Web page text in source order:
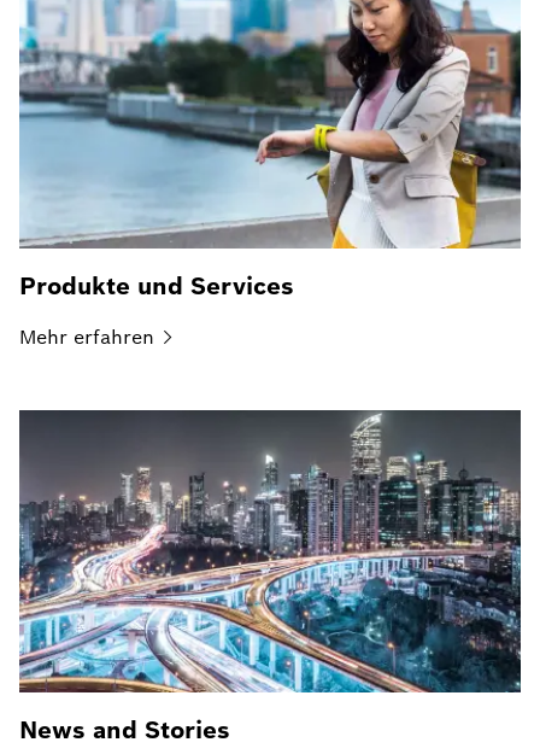
Produkte und Services
Mehr erfahren
News and Stories